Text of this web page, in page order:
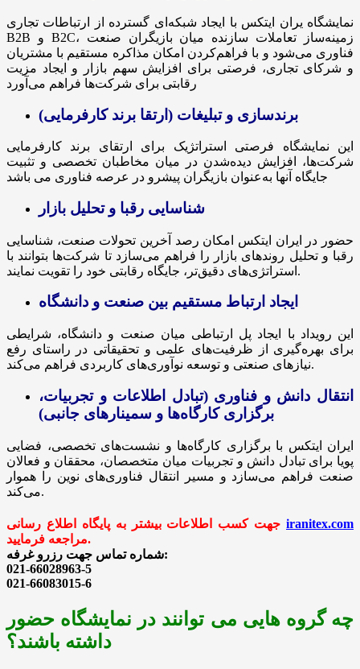
نمایشگاه یران ایتکس با ایجاد شبکه‌ای گسترده از ارتباطات تجاری
B2B و B2C، زمینه‌ساز تعاملات سازنده میان بازیگران صنعت
فناوری می‌شود و با فراهم‌کردن امکان مذاکره مستقیم با مشتریان
و شرکای تجاری، فرصتی برای افزایش سهم بازار و ایجاد مزیت
رقابتی برای شرکت‌ها فراهم می‌آورد
برندسازی و تبلیغات (ارتقا برند کارفرمایی)
این نمایشگاه فرصتی استراتژیک برای ارتقای برند کارفرمایی
شرکت‌ها، افزایش دیده‌شدن در میان مخاطبان تخصصی و تثبیت
جایگاه آنها به‌عنوان بازیگران پیشرو در عرصه فناوری می باشد
شناسایی رقبا و تحلیل بازار
حضور در ایران ایتکس امکان رصد آخرین تحولات صنعت، شناسایی
رقبا و تحلیل روندهای بازار را فراهم می‌سازد تا شرکت‌ها بتوانند با
استراتژی‌های دقیق‌تر، جایگاه رقابتی خود را تقویت نمایند.
ایجاد ارتباط مستقیم بین صنعت و دانشگاه
این رویداد با ایجاد پل ارتباطی میان صنعت و دانشگاه، شرایطی
برای بهره‌گیری از ظرفیت‌های علمی و تحقیقاتی در راستای رفع
نیازهای صنعتی و توسعه نوآوری‌های کاربردی فراهم می‌کند.
انتقال دانش و فناوری (تبادل اطلاعات و تجربیات،
برگزاری کارگاه‌ها و سمینارهای جانبی)
ایران ایتکس با برگزاری کارگاه‌ها و نشست‌های تخصصی، فضایی
پویا برای تبادل دانش و تجربیات میان متخصصان، محققان و فعالان
صنعت فراهم می‌سازد و مسیر انتقال فناوری‌های نوین را هموار
می‌کند.
iranitex.com
مراجعه فرمایید.
شماره تماس جهت رزرو غرفه:
021-66028963-5
021-66083015-6
چه گروه هایی می توانند در نمایشگاه حضور
داشته باشند؟